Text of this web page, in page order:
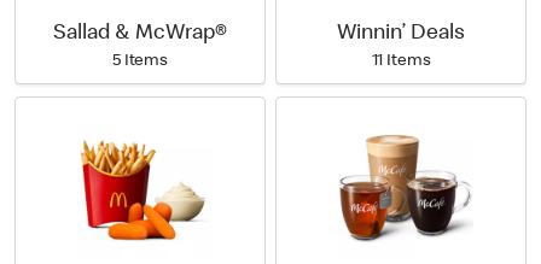
Sallad & McWrap®
5 Items
Winnin’ Deals
11 Items